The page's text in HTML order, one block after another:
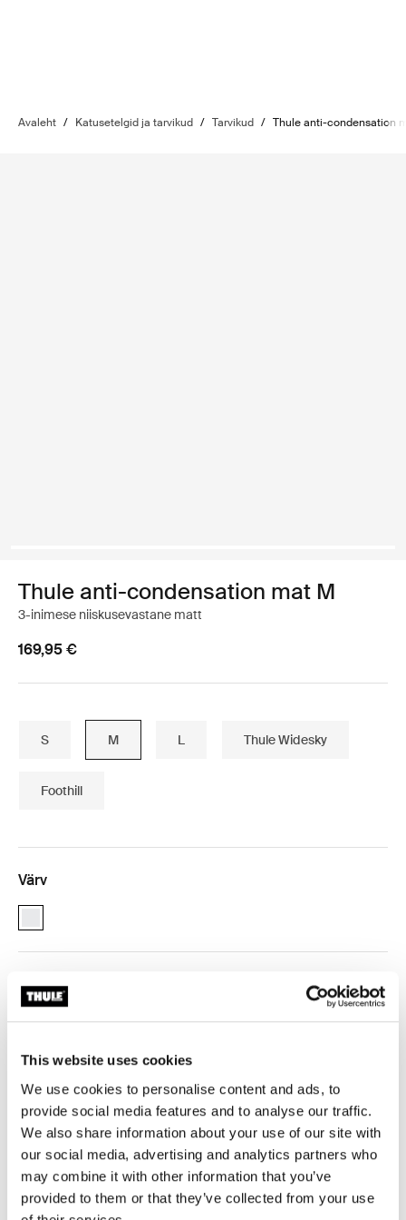
This website uses cookies
We use cookies to personalise content and ads, to
provide social media features and to analyse our traffic.
We also share information about your use of our site with
our social media, advertising and analytics partners who
may combine it with other information that you’ve
provided to them or that they’ve collected from your use
Avaleht / Katusetelgid ja tarvikud / Tarvikud / Thule anti-condensation
Thule anti-condensation mat M
3-inimese niiskusevastane matt
169,95 €
S M L Thule Widesky
Foothill
Värv
white (selected)
Thule garantii
Kondensatsioonivastane matt loob õhuvoolu, mis laseb
niiskusel välja pääseda ja aitab hoida teie madratsi
heas seisukorras. See on valmistatud kvaliteetsest
eenduvast võrkmaterjalist, mis loob õhuvoolu madratsi
ja põhja vahele ning pakub ka täiendavat mugavust,